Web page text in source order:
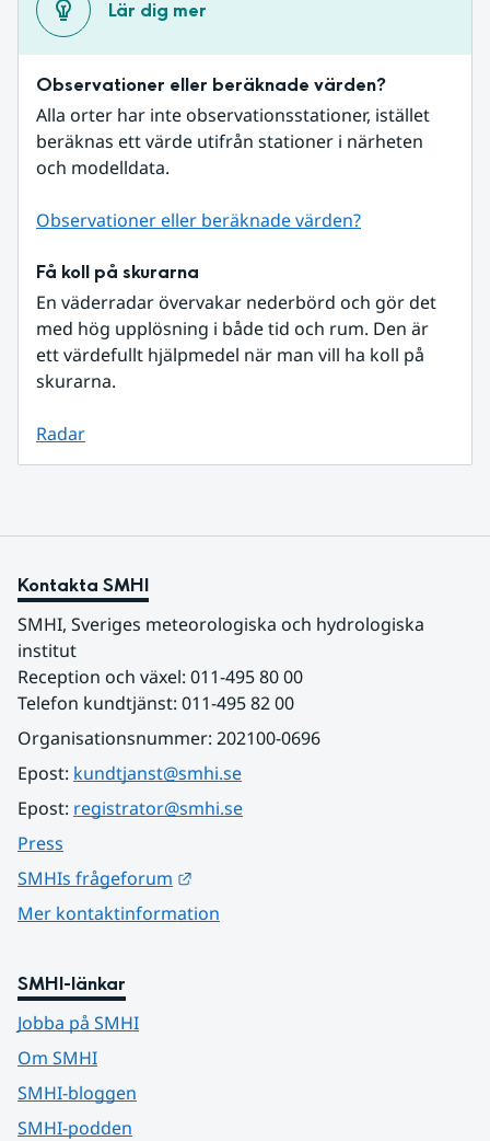
Lär dig mer
Observationer eller beräknade värden?
Alla orter har inte observationsstationer, istället
beräknas ett värde utifrån stationer i närheten
och modelldata.
Observationer eller beräknade värden?
Få koll på skurarna
En väderradar övervakar nederbörd och gör det
med hög upplösning i både tid och rum. Den är
ett värdefullt hjälpmedel när man vill ha koll på
skurarna.
Radar
Kontakta SMHI
SMHI, Sveriges meteorologiska och hydrologiska
institut
Reception och växel: 011-495 80 00
Telefon kundtjänst: 011-495 82 00
Organisationsnummer: 202100-0696
Epost: kundtjanst@smhi.se
Epost: registrator@smhi.se
Press
SMHIs frågeforum
Mer kontaktinformation
SMHI-länkar
Jobba på SMHI
Om SMHI
SMHI-bloggen
SMHI-podden